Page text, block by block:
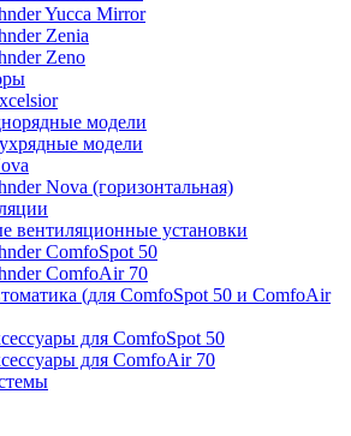
Yucca Mirror
Zenia
Zeno
модели
модели
Nova (горизонтальная)
вентиляционные установки
ComfoSpot 50
ComfoAir 70
(для ComfoSpot 50 и ComfoAir
для ComfoSpot 50
для ComfoAir 70